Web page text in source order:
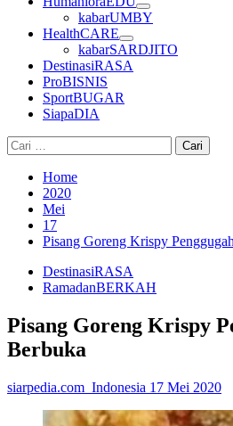
kabarUMBY
HealthCARE
kabarSARDJITO
DestinasiRASA
ProBISNIS
SportBUGAR
SiapaDIA
Cari
untuk:
Home
2020
Mei
17
Pisang Goreng Krispy
DestinasiRASA
RamadanBERKAH
Pisang Goreng Krispy
Berbuka
siarpedia.com_Indonesia 17 Mei 2020